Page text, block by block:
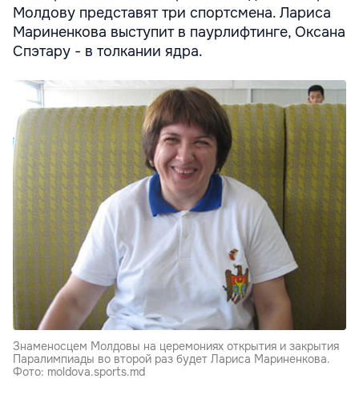
Молдову представят три спортсмена. Лариса
Мариненкова выступит в паурлифтинге, Оксана
Спэтару - в толкании ядра.
Знаменосцем Молдовы на церемониях открытия и закрытия
Паралимпиады во второй раз будет Лариса Мариненкова.
Фото: moldova.sports.md